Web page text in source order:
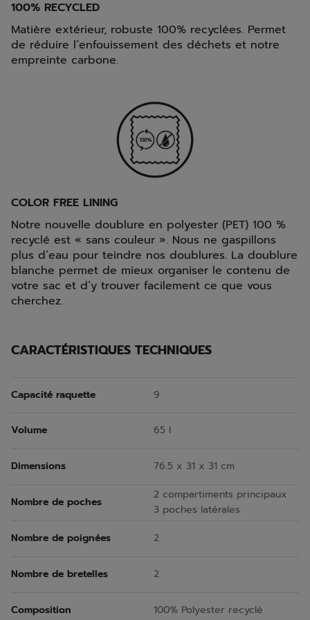
100% RECYCLED
Matière extérieur, robuste 100% recyclées. Permet
de réduire l’enfouissement des déchets et notre
empreinte carbone.
COLOR FREE LINING
Notre nouvelle doublure en polyester (PET) 100 %
recyclé est « sans couleur ». Nous ne gaspillons
plus d’eau pour teindre nos doublures. La doublure
blanche permet de mieux organiser le contenu de
votre sac et d’y trouver facilement ce que vous
cherchez.
CARACTÉRISTIQUES TECHNIQUES
Capacité raquette 9
Volume 65 l
Dimensions 76.5 x 31 x 31 cm
Nombre de poches
2 compartiments principaux
3 poches latérales
Nombre de poignées
2
Nombre de bretelles 2
Composition 100% Polyester recyclé